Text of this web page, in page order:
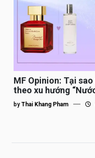
MF Opinion: Tại
theo xu hướng
by Thai Khang Pham